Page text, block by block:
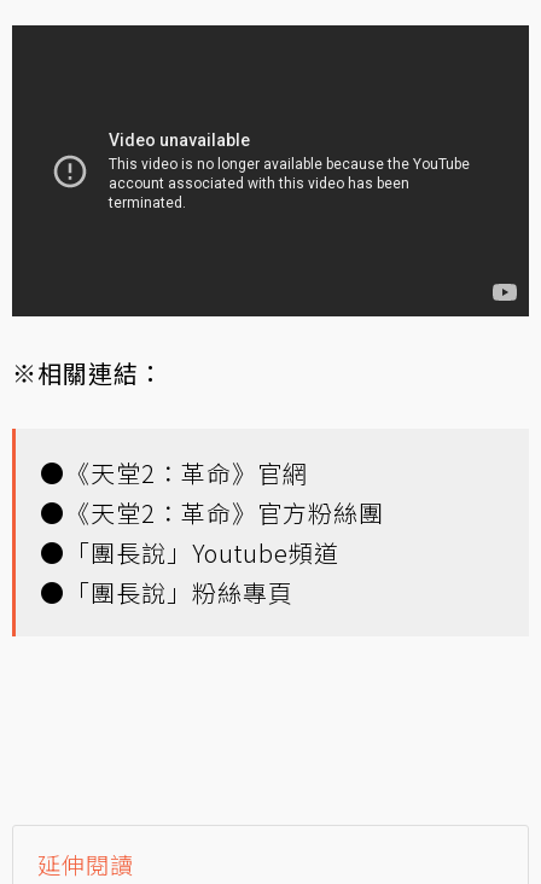
※相關連結：
● 《天堂2：革命》官網
● 《天堂2：革命》官方粉絲團
● 「團長說」Youtube頻道
● 「團長說」粉絲專頁
延伸閱讀